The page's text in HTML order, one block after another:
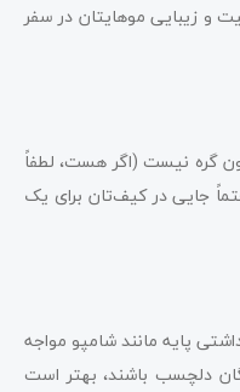
و زیبایی موهایتان در سفر
گره نیست (اگر هست، لطفاً
حتماً جایی در کیف‌تان برای یک
پایه مانند شامپو مواجه
دلچسب باشند، بهتر است